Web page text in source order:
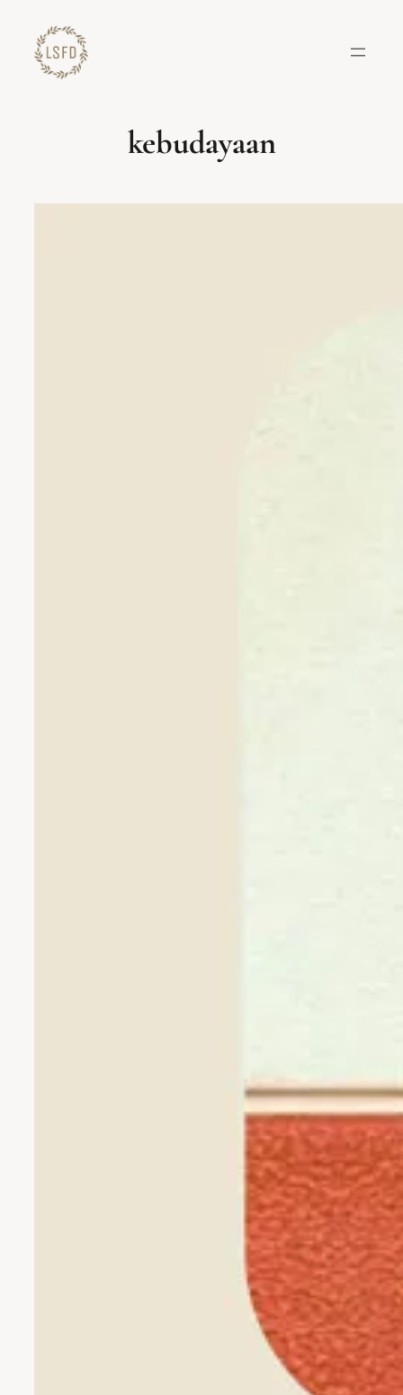
konten
kebudayaan